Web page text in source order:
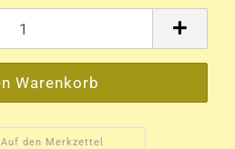
Auf den Merkzettel